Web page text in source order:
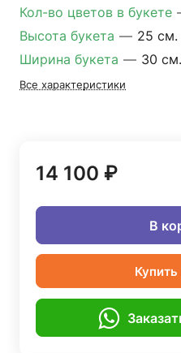
Кол-во цветов в букете
Высота букета — 25 см.
Ширина букета — 30 см.
Все характеристики
14 100 ₽
В
Купить